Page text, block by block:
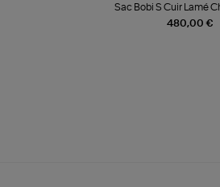
480,00 €
Sac Bobi S Cuir Lamé